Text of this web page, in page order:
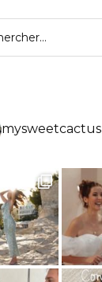
mysweetcactus